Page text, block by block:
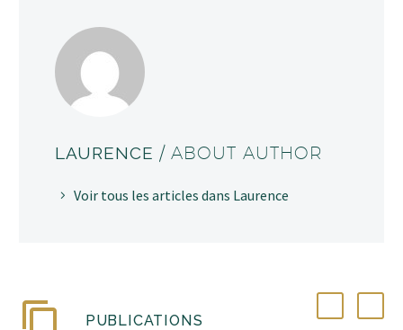
LAURENCE / ABOUT AUTHOR
Voir tous les articles dans Laurence
PUBLICATIONS